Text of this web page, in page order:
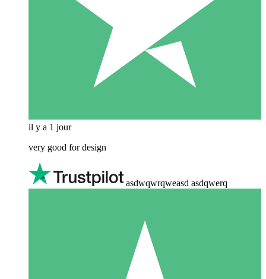
il y a 1 jour
very good for design
asdwqwrqweasd asdqwerq